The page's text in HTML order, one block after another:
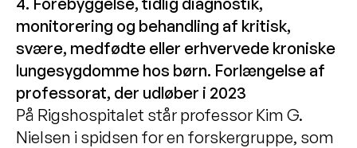
monitorering og behandling af kritisk,
svære, medfødte eller erhvervede kroniske
lungesygdomme hos børn. Forlængelse af
professorat, der udløber i 2023
På Rigshospitalet står professor Kim G.
Nielsen i spidsen for en forskergruppe, som